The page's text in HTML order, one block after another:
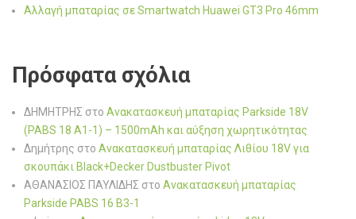
Αλλαγή μπαταρίας σε Smartwatch Huawei GT3 Pro 46mm
Πρόσφατα σχόλια
ΔΗΜΗΤΡΗΣ στο Ανακατασκευή μπαταρίας Parkside 18V
(PABS 18 A1-1) – 1500mAh και αύξηση χωρητικότητας
Δημήτρης στο Ανακατασκευή μπαταρίας Λιθίου 18V για
σκουπάκι Black+Decker Dustbuster Pivot
ΑΘΑΝΑΣΙΟΣ ΠΑΥΛΙΔΗΣ στο Ανακατασκευή μπαταρίας
Parkside PABS 16 B3-1